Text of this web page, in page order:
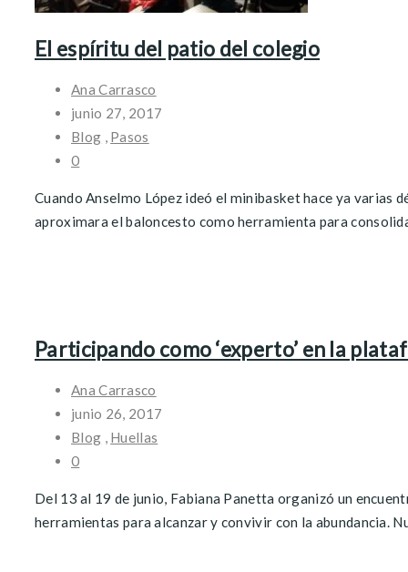
El espíritu del patio del colegio
Ana Carrasco
junio 27, 2017
Blog , Pasos
0
Cuando Anselmo López ideó el minibasket hace ya varias
aproximara el baloncesto como herramienta para
Participando como ‘experto’ en la
Ana Carrasco
junio 26, 2017
Blog
Huellas
0
Del 13 al 19 de junio, Fabiana Panetta organizó un
herramientas para alcanzar y convivir con la abundancia.